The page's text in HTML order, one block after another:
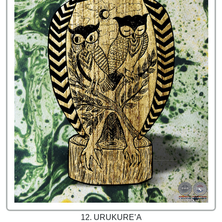
12. URUKURE’A